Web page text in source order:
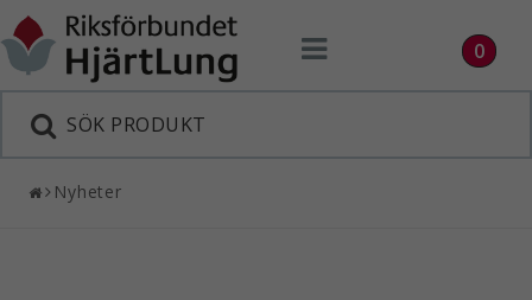
0
Toggle
navigation
Nyheter